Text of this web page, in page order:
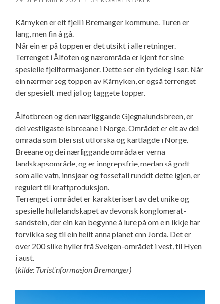
Kårnyken er eit fjell i Bremanger kommune. Turen er
lang, men fin å gå.
Når ein er på toppen er det utsikt i alle retninger.
Terrenget i Ålfoten og nærområda er kjent for sine
spesielle fjellformasjoner. Dette ser ein tydeleg i sør. Når
ein nærmer seg toppen av Kårnyken, er også terrenget
der spesielt, med jøl og taggete topper.
Ålfotbreen og den nærliggande Gjegnalundsbreen, er
dei vestligaste isbreeane i Norge. Området er eit av dei
områda som blei sist utforska og kartlagde i Norge.
Breeane og dei nærliggande områda er verna
landskapsområde, og er inngrepsfrie, medan så godt
som alle vatn, innsjøar og fossefall runddt dette igjen, er
regulert til kraftproduksjon.
Terrenget i området er karakterisert av det unike og
spesielle hullelandskapet av devonsk konglomerat-
sandstein, der ein kan begynne å lure på om ein ikkje har
forvikka seg til ein heilt anna planet enn Jorda. Det er
over 200 slike hyller frå Svelgen-området i vest, til Hyen
i aust.
(kilde: Turistinformasjon Bremanger)